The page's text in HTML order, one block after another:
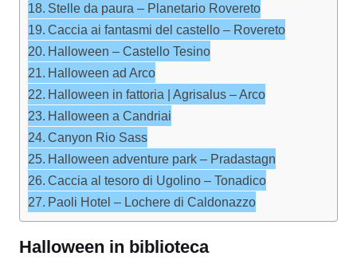
Stelle da paura – Planetario Rovereto
Caccia ai fantasmi del castello – Rovereto
Halloween – Castello Tesino
Halloween ad Arco
Halloween in fattoria | Agrisalus – Arco
Halloween a Candriai
Canyon Rio Sass
Halloween adventure park – Pradastagn
Caccia al tesoro di Ugolino – Tonadico
Paoli Hotel – Lochere di Caldonazzo
Halloween in biblioteca